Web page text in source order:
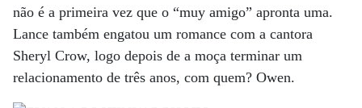
não é a primeira vez que o “muy amigo” apronta uma.
Lance também engatou um romance com a cantora
Sheryl Crow, logo depois de a moça terminar um
relacionamento de três anos, com quem? Owen.